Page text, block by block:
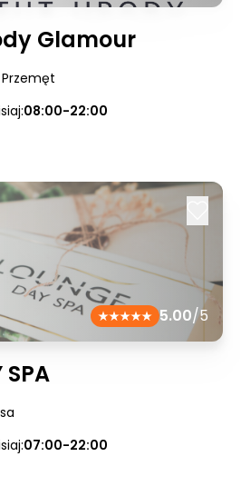
Glamour
Przemęt
08:00-22:00
5.00/5
07:00-22:00